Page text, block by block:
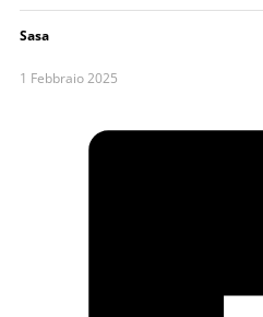
Sasa
1 Febbraio 2025